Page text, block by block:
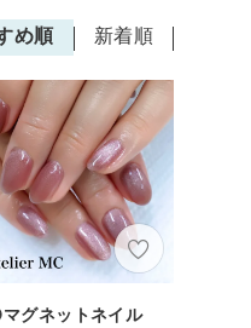
め順 新着順
マグネットネイル